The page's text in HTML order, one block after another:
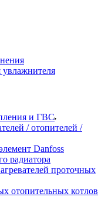
увлажнителя
и ГВС
/ отопителей /
Danfoss
радиатора
проточных
отопительных котлов